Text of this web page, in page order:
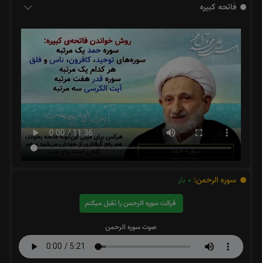
فاتحه کبیره
سوره الرحمن: 0 بار
قرائت سوره الرحمن را تقبل میکنم
صوت سوره الرحمن